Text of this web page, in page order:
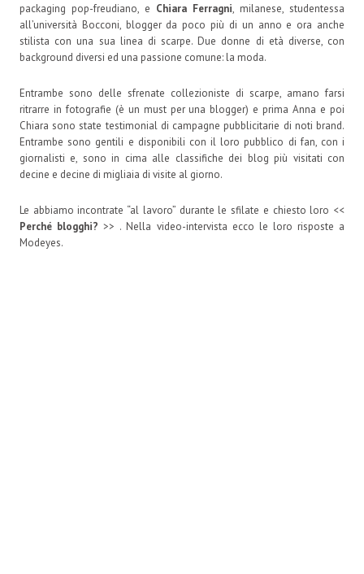
packaging pop-freudiano, e Chiara Ferragni, milanese, studentessa
all’università Bocconi, blogger da poco più di un anno e ora anche
stilista con una sua linea di scarpe. Due donne di età diverse, con
background diversi ed una passione comune: la moda.
Entrambe sono delle sfrenate collezioniste di scarpe, amano farsi
ritrarre in fotografie (è un must per una blogger) e prima Anna e poi
Chiara sono state testimonial di campagne pubblicitarie di noti brand.
Entrambe sono gentili e disponibili con il loro pubblico di fan, con i
giornalisti e, sono in cima alle classifiche dei blog più visitati con
decine e decine di migliaia di visite al giorno.
Le abbiamo incontrate “al lavoro” durante le sfilate e chiesto loro <<
Perché blogghi? >> . Nella video-intervista ecco le loro risposte a
Modeyes.